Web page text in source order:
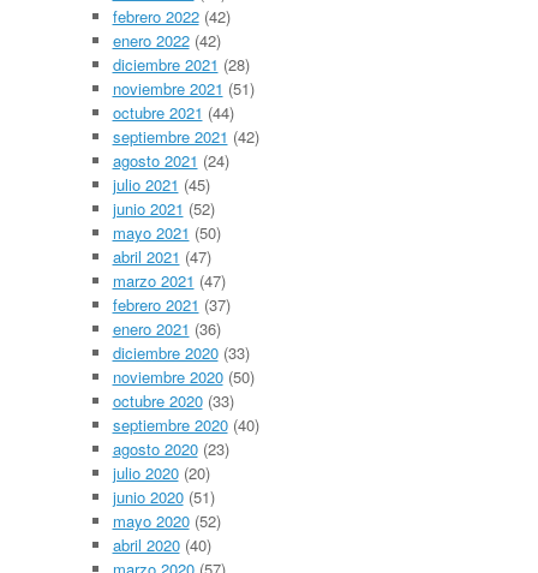
febrero 2022(42)
enero 2022(42)
diciembre 2021 (28)
noviembre 2021 (51)
octubre 2021 (44)
septiembre 2021 (42)
agosto 2021 (24)
julio 2021 (45)
junio 2021 (52)
mayo 2021 (50)
abril 2021 (47)
marzo 2021 (47)
febrero 2021 (37)
enero 2021 (36)
diciembre 2020(33)
noviembre 2020(50)
octubre 2020(33)
septiembre 2020(40)
agosto 2020(23)
julio 2020(20)
junio 2020(51)
mayo 2020(52)
abril 2020(40)
marzo 2020(57)